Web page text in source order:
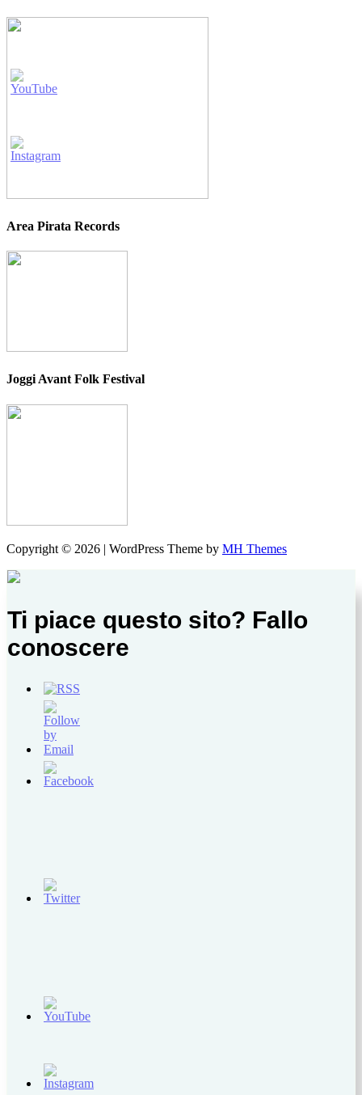
Area Pirata Records
Joggi Avant Folk Festival
Copyright © 2026 | WordPress Theme by MH Themes
Ti piace questo sito? Fallo
conoscere